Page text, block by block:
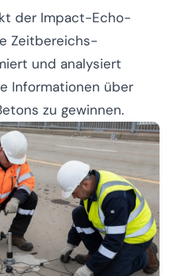
der Impact-Echo-
Zeitbereichs-
und analysiert
Informationen über
zu gewinnen.